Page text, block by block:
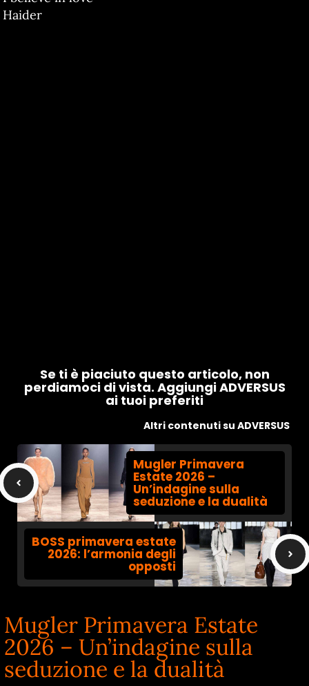
Haider
Se ti è piaciuto questo articolo, non
perdiamoci di vista. Aggiungi ADVERSUS
ai tuoi preferiti
Altri contenuti su ADVERSUS
Mugler Primavera
Estate 2026 –
Un’indagine sulla
seduzione e la dualità
BOSS primavera estate
2026: l’armonia degli
opposti
Mugler Primavera Estate
2026 – Un’indagine sulla
seduzione e la dualità